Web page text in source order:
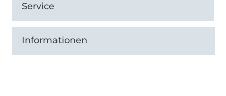
Service
Informationen